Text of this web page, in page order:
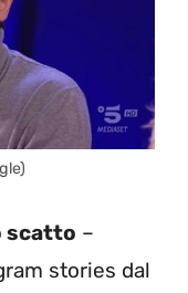
scatto –
stories dal